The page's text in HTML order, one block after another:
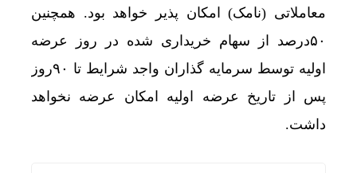
اعمال ضریب ۲.۷ برای اینترنت بین‌الملل صحت دارد؟ / واکنش سازمان تنظیم مقررات
8 چراغ قرمز در صورت‌های مالی که احتمال تقلب را آشکار می‌کند
یادداشت | “نقدینگی”؛ حلقه گمشده‌ای که دوباره
معاملاتی (نامک) امکان پذیر خواهد بود. همچنین
۵۰درصد از سهام خریداری شده در روز عرضه
اولیه توسط سرمایه گذاران واجد شرایط تا ۹۰روز
پس از تاریخ عرضه اولیه امکان عرضه نخواهد
داشت.